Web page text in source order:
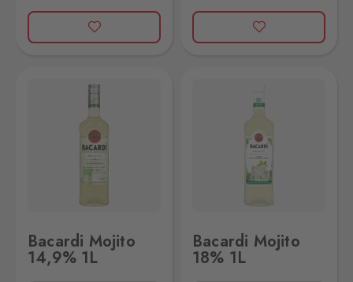
Bacardi Mojito
14,9% 1L
Bacardi Mojito
18% 1L